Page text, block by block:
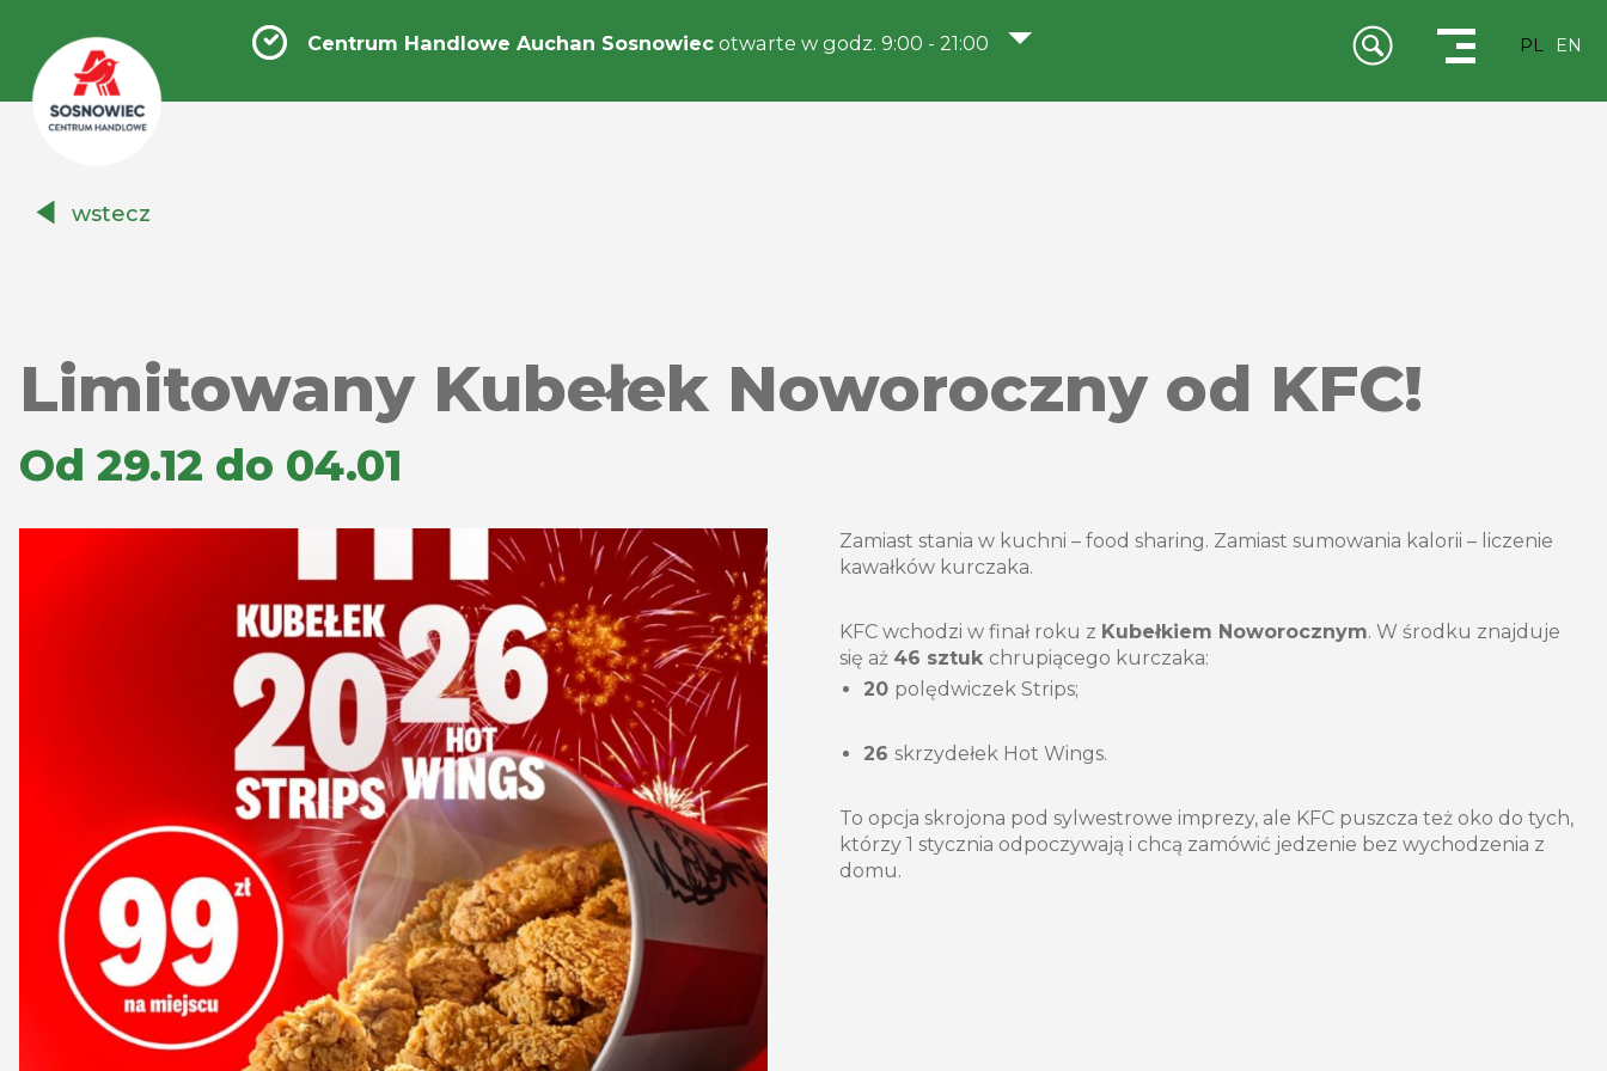
Handlowe
Centrum Handlowe Auchan Sosnowiec otwarte w godz. 9:00 - 21:00 PL EN
wstecz
Limitowany Kubełek Noworoczny od KFC!
Od 29.12 do 04.01
Zamiast stania w kuchni – food sharing. Zamiast sumowania kalorii – liczenie
kawałków kurczaka.
KFC wchodzi w finał roku z Kubełkiem Noworocznym. W środku znajduje
się aż 46 sztuk chrupiącego kurczaka:
20 polędwiczek Strips;
26 skrzydełek Hot Wings.
To opcja skrojona pod sylwestrowe imprezy, ale KFC puszcza też oko do tych,
którzy 1 stycznia odpoczywają i chcą zamówić jedzenie bez wychodzenia z
domu.